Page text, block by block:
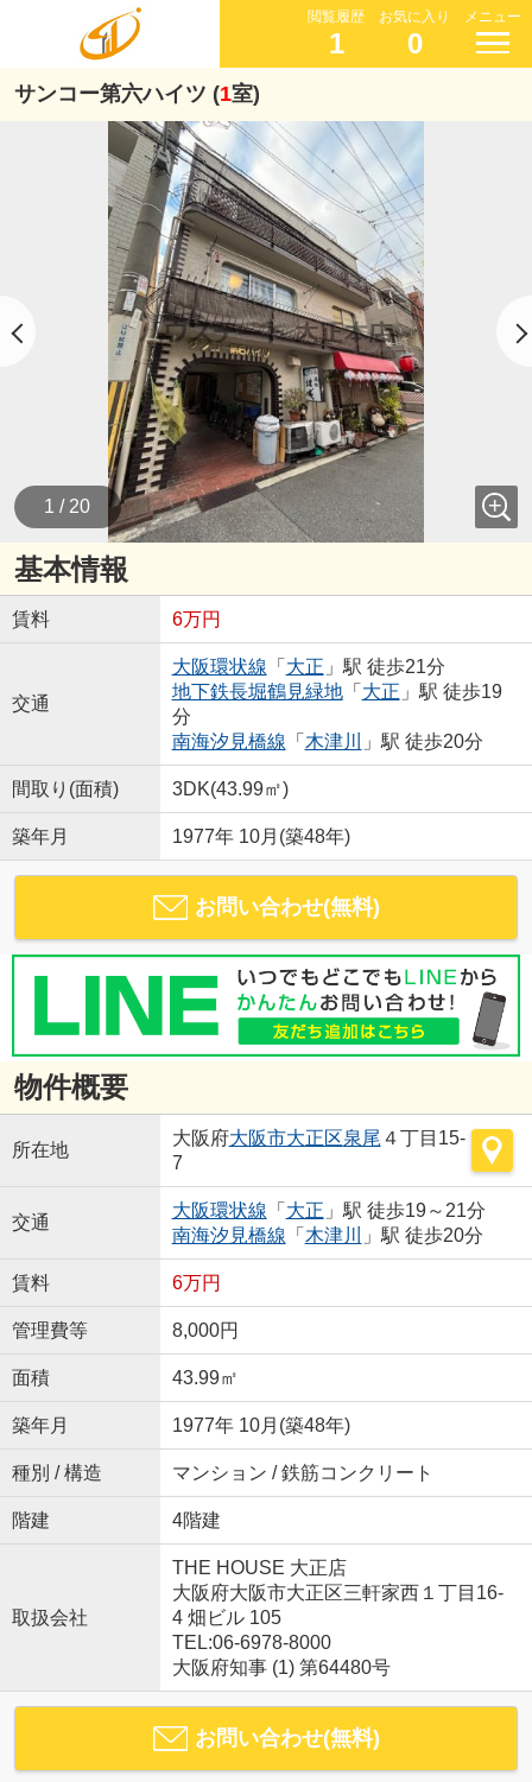
閲覧履歴
1
お気に入り
0
メニュー
サンコー第六ハイツ (1室)
1 / 20
基本情報
賃料 6万円
交通
大阪環状線 「 大正 」駅 徒歩21分
地下鉄長堀鶴見緑地「 大正 」駅 徒歩19
分
南海汐見橋線 「 木津川 」駅 徒歩20分
間取り(面積) 3DK(43.99㎡)
築年月 1977年 10月(築48年)
お問い合わせ(無料)
物件概要
所在地
大阪府大阪市大正区泉尾 ４丁目15-
7
交通
大阪環状線 「 大正 」駅 徒歩19～21分
南海汐見橋線 「 木津川 」駅 徒歩20分
賃料 6万円
管理費等 8,000円
面積 43.99㎡
築年月 1977年 10月(築48年)
種別 / 構造 マンション / 鉄筋コンクリート
階建 4階建
取扱会社
THE HOUSE 大正店
大阪府大阪市大正区三軒家西１丁目16-
4 畑ビル 105
TEL:06-6978-8000
大阪府知事 (1) 第64480号
お問い合わせ(無料)